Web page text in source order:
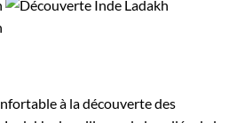
à la découverte des